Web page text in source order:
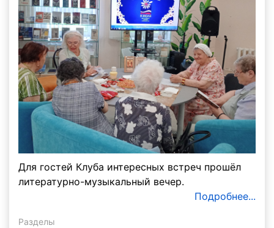
Для гостей Клуба интересных встреч прошёл
литературно-музыкальный вечер.
Подробнее...
Разделы